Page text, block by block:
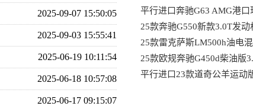
2025-09-07 15:50:05
2025-09-03 15:55:41
2025-06-19 10:11:54
2025-06-18 10:57:08
2025-06-17 09:15:07
配大佬专属座驾
平行进口奔驰G63 AMG港口
万
25款奔驰G550新款3.0T发
起
25款雷克萨斯LM500h油电
140万价格可议
25款欧规奔驰G450d柴油版
派越野车
平行进口23款道奇公羊运动